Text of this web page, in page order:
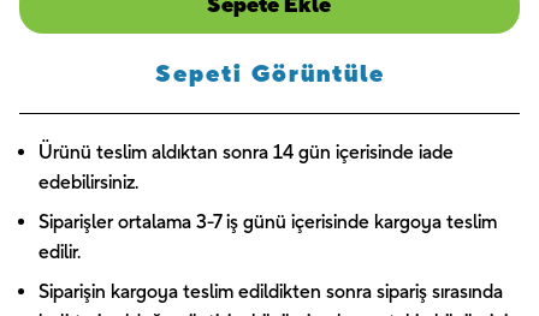
Sepeti Görüntüle
Ürünü teslim aldıktan sonra 14 gün içerisinde iade
edebilirsiniz.
Siparişler ortalama 3-7 iş günü içerisinde kargoya teslim
edilir.
Siparişin kargoya teslim edildikten sonra sipariş sırasında